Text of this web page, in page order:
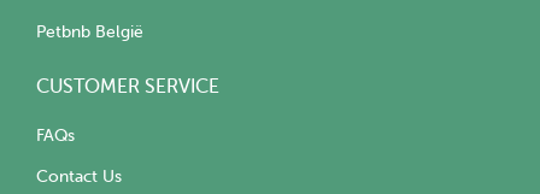
Petbnb België
CUSTOMER SERVICE
FAQs
Contact Us